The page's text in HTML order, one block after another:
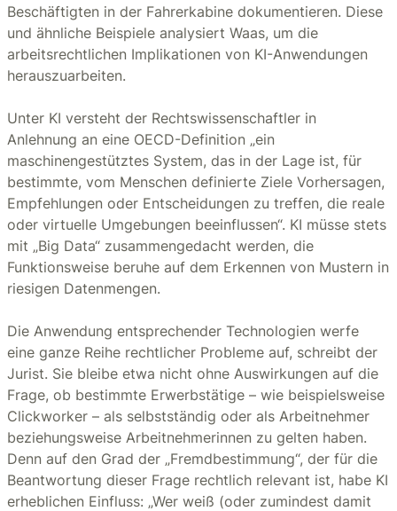
Beschäftigten in der Fahrerkabine dokumentieren. Diese
und ähnliche Beispiele analysiert Waas, um die
arbeitsrechtlichen Implikationen von KI-Anwendungen
herauszuarbeiten.
Unter KI versteht der Rechtswissenschaftler in
Anlehnung an eine OECD-Definition „ein
maschinengestütztes System, das in der Lage ist, für
bestimmte, vom Menschen definierte Ziele Vorhersagen,
Empfehlungen oder Entscheidungen zu treffen, die reale
oder virtuelle Umgebungen beeinflussen“. KI müsse stets
mit „Big Data“ zusammengedacht werden, die
Funktionsweise beruhe auf dem Erkennen von Mustern in
riesigen Datenmengen.
Die Anwendung entsprechender Technologien werfe
eine ganze Reihe rechtlicher Probleme auf, schreibt der
Jurist. Sie bleibe etwa nicht ohne Auswirkungen auf die
Frage, ob bestimmte Erwerbstätige – wie beispielsweise
Clickworker – als selbstständig oder als Arbeitnehmer
beziehungsweise Arbeitnehmerinnen zu gelten haben.
Denn auf den Grad der „Fremdbestimmung“, der für die
Beantwortung dieser Frage rechtlich relevant ist, habe KI
erheblichen Einfluss: „Wer weiß (oder zumindest damit